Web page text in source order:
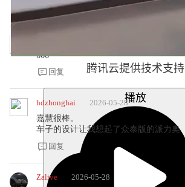
腾讯云提供技术支持
播放
回复
666
回复
hdzhonghai 2026-05-28
嘉慧很棒。
车子的设计让我想起了众泰版的派力奥
回复
Zalive 2026-05-28